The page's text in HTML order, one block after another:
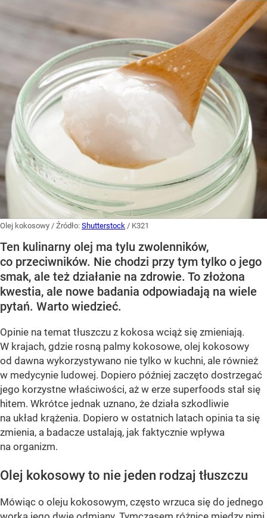
Olej kokosowy / Źródło: Shutterstock / K321
Ten kulinarny olej ma tylu zwolenników,
co przeciwników. Nie chodzi przy tym tylko o jego
smak, ale też działanie na zdrowie. To złożona
kwestia, ale nowe badania odpowiadają na wiele
pytań. Warto wiedzieć.
Opinie na temat tłuszczu z kokosa wciąż się zmieniają.
W krajach, gdzie rosną palmy kokosowe, olej kokosowy
od dawna wykorzystywano nie tylko w kuchni, ale również
w medycynie ludowej. Dopiero później zaczęto dostrzegać
jego korzystne właściwości, aż w erze superfoods stał się
hitem. Wkrótce jednak uznano, że działa szkodliwie
na układ krążenia. Dopiero w ostatnich latach opinia ta się
zmienia, a badacze ustalają, jak faktycznie wpływa
na organizm.
Olej kokosowy to nie jeden rodzaj tłuszczu
Mówiąc o oleju kokosowym, często wrzuca się do jednego